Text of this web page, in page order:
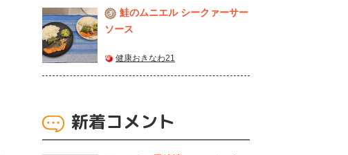
3
鮭のムニエル シークァーサー
ソース
健康おきなわ21
新着コメント